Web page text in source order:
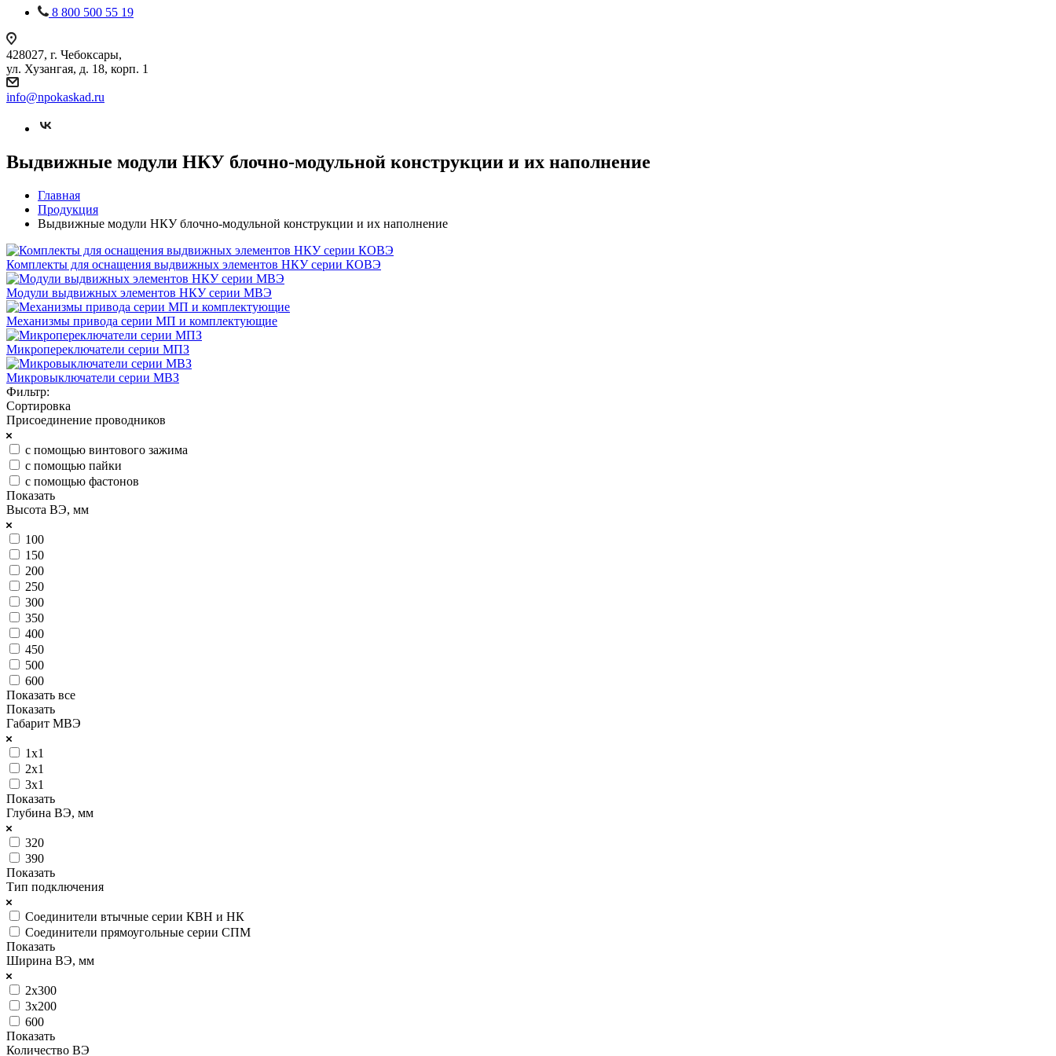
8 800 500 55 19
428027, г. Чебоксары,
ул. Хузангая, д. 18, корп. 1
info@npokaskad.ru
Выдвижные модули НКУ блочно-модульной конструкции и их наполнение
Главная
Продукция
Выдвижные модули НКУ блочно-модульной конструкции и их наполнение
Комплекты для оснащения выдвижных элементов НКУ серии КОВЭ
Модули выдвижных элементов НКУ серии МВЭ
Механизмы привода серии МП и комплектующие
Микропереключатели серии МПЗ
Микровыключатели серии МВЗ
Фильтр:
Сортировка
Присоединение проводников
с помощью винтового зажима
с помощью пайки
с помощью фастонов
Показать
Высота ВЭ, мм
100
150
200
250
300
350
400
450
500
600
Показать все
Показать
Габарит МВЭ
1х1
2х1
3х1
Показать
Глубина ВЭ, мм
320
390
Показать
Тип подключения
Соединители втычные серии КВН и НК
Соединители прямоугольные серии СПМ
Показать
Ширина ВЭ, мм
2х300
3х200
600
Показать
Количество ВЭ